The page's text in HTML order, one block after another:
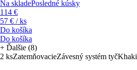
Na skladePosledné kúsky
114 €
57 € / ks
Do košíka
Do košíka
+ Ďalšie (8)
2 ksZatemňovacieZávesný systém tyčKhaki